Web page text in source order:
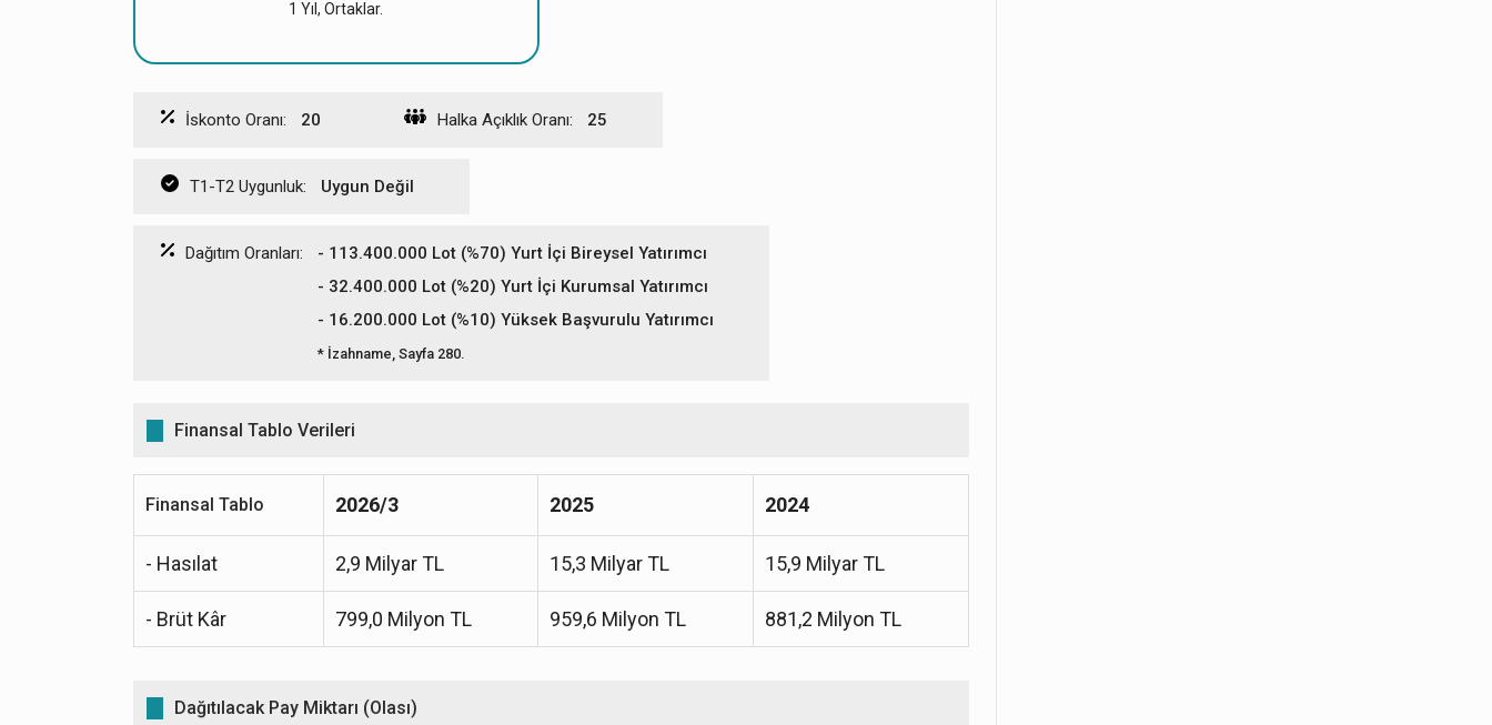
1 Yıl, Ortaklar.
İskonto Oranı: 20 Halka Açıklık Oranı: 25
T1-T2 Uygunluk: Uygun Değil
Dağıtım Oranları:
- 113.400.000 Lot (%70) Yurt İçi Bireysel Yatırımcı
- 32.400.000 Lot (%20) Yurt İçi Kurumsal Yatırımcı
- 16.200.000 Lot (%10) Yüksek Başvurulu Yatırımcı
* İzahname, Sayfa 280.
Finansal Tablo Verileri
Finansal Tablo 2026/3 2025 2024
- Hasılat 2,9 Milyar TL 15,3 Milyar TL 15,9 Milyar TL
- Brüt Kâr 799,0 Milyon TL 959,6 Milyon TL 881,2 Milyon TL
Dağıtılacak Pay Miktarı (Olası)